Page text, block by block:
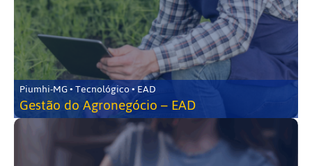
Piumhi-MG • Tecnológico • EAD
Gestão do Agronegócio – EAD